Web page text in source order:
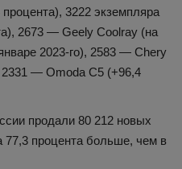
3222 экземпляра
2673 — Geely Coolray (на
2023-го), 2583 — Chery
2331 — Omoda C5 (+96,4
продали 80 212 новых
77,3 процента больше, чем в